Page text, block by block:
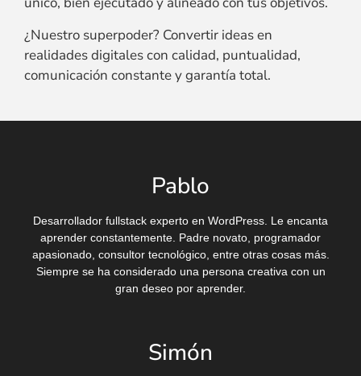
¿Nuestro superpoder? Convertir ideas en
realidades digitales con calidad, puntualidad,
comunicación constante y garantía total.
Pablo
Desarrollador fullstack experto en WordPress. Le encanta
aprender constantemente. Padre novato, programador
apasionado, consultor tecnológico, entre otras cosas más.
Siempre se ha considerado una persona creativa con un
gran deseo por aprender.
Simón